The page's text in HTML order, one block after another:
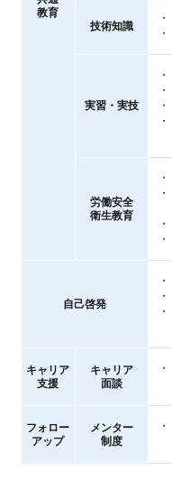
教育
技術知識
実習・実技
労働安全
衛生教育
自己啓発
キャリア
支援
キャリア
面談
フォロー
アップ
メンター
制度